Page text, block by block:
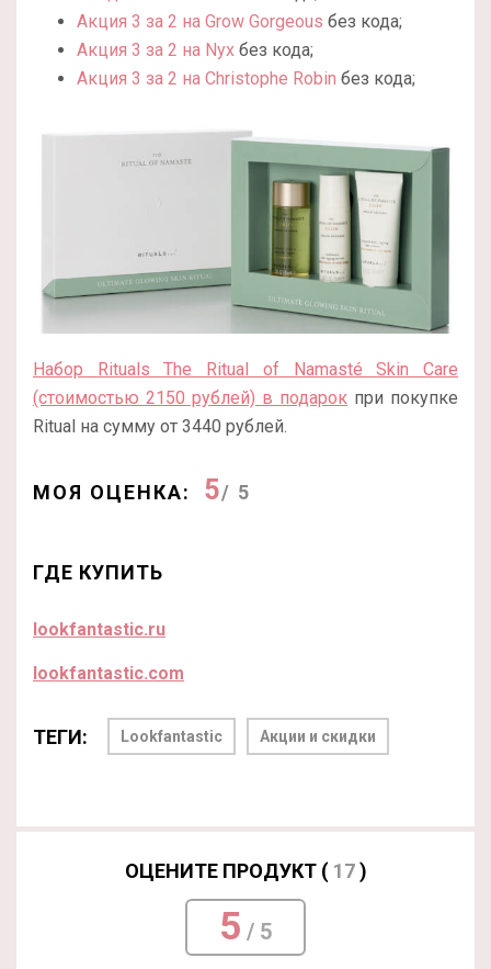
Акция 3 за 2 на Grow Gorgeous без кода;
Акция 3 за 2 на Nyx без кода;
Акция 3 за 2 на Christophe Robin без кода;
Набор Rituals The Ritual of Namasté Skin Care
(стоимостью 2150 рублей) в подарок при покупке
Ritual на сумму от 3440 рублей.
МОЯ ОЦЕНКА: 5/ 5
ГДЕ КУПИТЬ
lookfantastic.ru
lookfantastic.com
ТЕГИ: Lookfantastic Акции и скидки
ОЦЕНИТЕ ПРОДУКТ ( 17)
5 / 5